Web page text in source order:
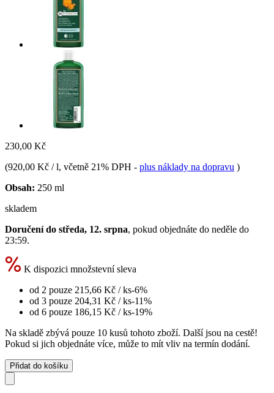
230,00 Kč
(920,00 Kč / l, včetně 21% DPH - plus náklady na dopravu )
Obsah: 250 ml
skladem
Doručení do středa, 12. srpna, pokud objednáte do neděle do
23:59.
K dispozici množstevní sleva
od 2 pouze 215,66 Kč / ks-6%
od 3 pouze 204,31 Kč / ks-11%
od 6 pouze 186,15 Kč / ks-19%
Na skladě zbývá pouze 10 kusů tohoto zboží. Další jsou na cestě!
Pokud si jich objednáte více, může to mít vliv na termín dodání.
Přidat do košíku